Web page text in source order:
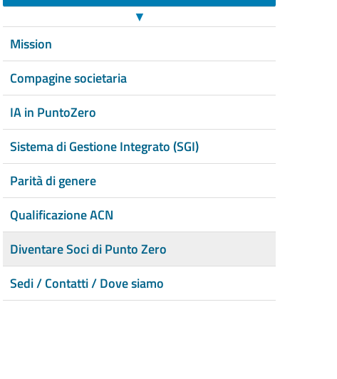
▼
Mission
Compagine societaria
IA in PuntoZero
Sistema di Gestione Integrato (SGI)
Parità di genere
Qualificazione ACN
Diventare Soci di Punto Zero
Sedi / Contatti / Dove siamo